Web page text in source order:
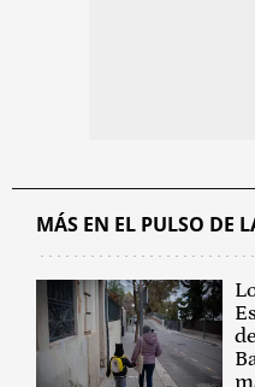
MÁS EN EL PULSO DE